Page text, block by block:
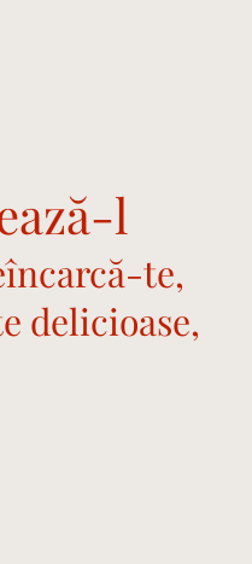
l
te,
delicioase,